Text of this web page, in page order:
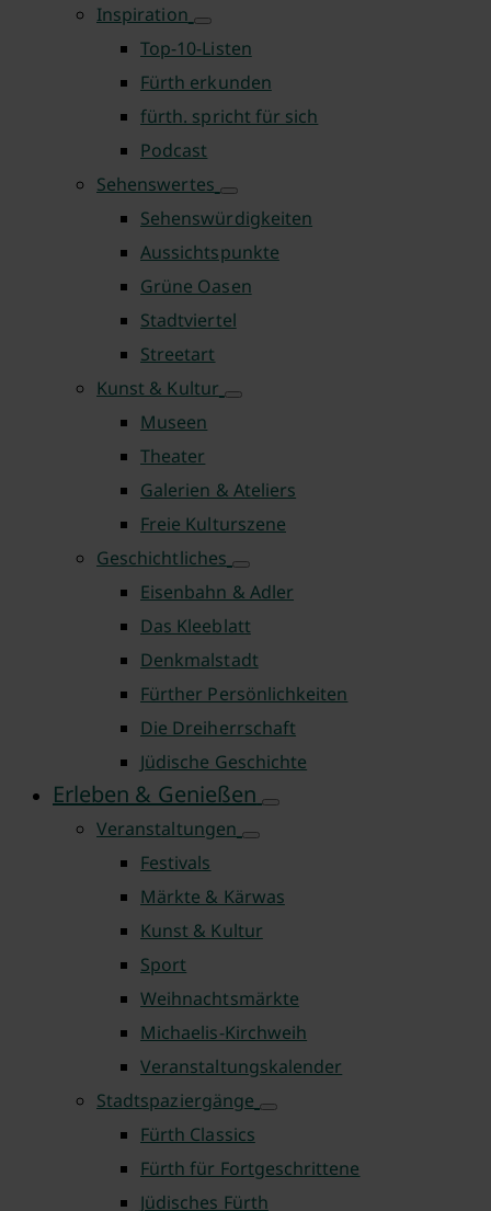
Inspiration
Top-10-Listen
Fürth erkunden
fürth. spricht für sich
Podcast
Sehenswertes
Sehenswürdigkeiten
Aussichtspunkte
Grüne Oasen
Stadtviertel
Streetart
Kunst & Kultur
Museen
Theater
Galerien & Ateliers
Freie Kulturszene
Geschichtliches
Eisenbahn & Adler
Das Kleeblatt
Denkmalstadt
Fürther Persönlichkeiten
Die Dreiherrschaft
Jüdische Geschichte
Erleben & Genießen
Veranstaltungen
Festivals
Märkte & Kärwas
Kunst & Kultur
Sport
Weihnachtsmärkte
Michaelis-Kirchweih
Veranstaltungskalender
Stadtspaziergänge
Fürth Classics
Fürth für Fortgeschrittene
Jüdisches Fürth